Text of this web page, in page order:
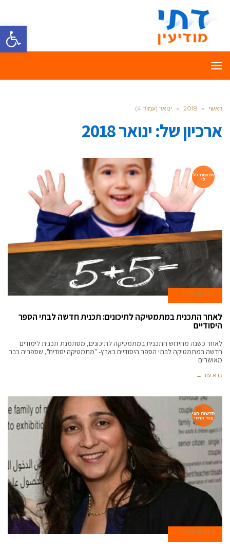
פתח
תפריט
ראשי »
2018
» ינואר (עמוד 4)
ארכיון של:ינואר 2018
חדשות כל
לי
7 בינואר 2018
לאחר התכנית במתמטיקה לתיכונים: תכנית חדשה לבתי הספר
היסודיים
לאחר כשנה מחידוש התכנית במתמטיקה לתיכונים, מסתמנת תכנית לימודים
חדשה במתמטיקה לבתי הספר היסודיים בארץ- "מתמטיקה יסודית", שספריה כבר
מאושרים
קרא עוד ←
חדשות הצי
בור הדתי
2 בינואר 2018